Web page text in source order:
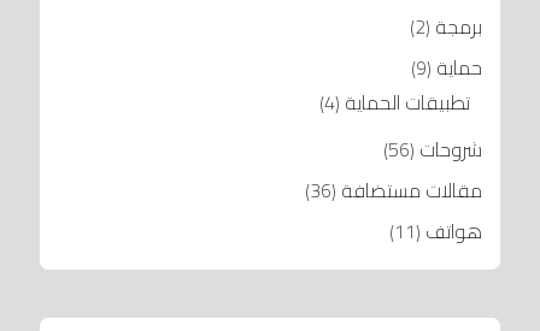
برمجة (2)
حماية (9)
تطبيقات الحماية (4)
شروحات (56)
مقالات مستضافة (36)
هواتف (11)